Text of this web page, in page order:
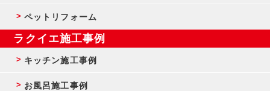
ペットリフォーム
ラクイエ施工事例
キッチン施工事例
お風呂施工事例